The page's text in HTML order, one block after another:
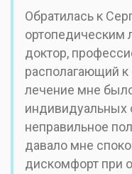
Обратилась к
ортопедическим
доктор,
располагающий к
лечение мне
индивидуальных
неправильное
давало мне
дискомфорт при